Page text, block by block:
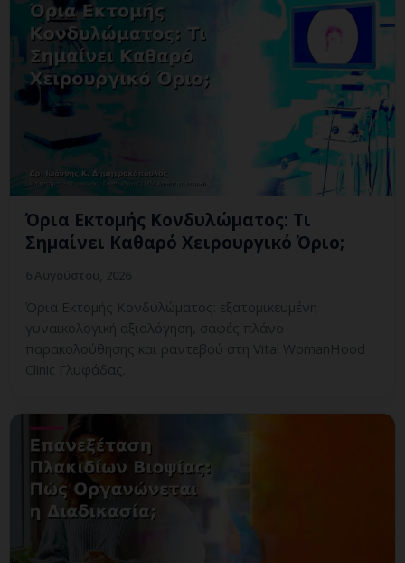
Όρια Εκτομής Κονδυλώματος: Τι
Σημαίνει Καθαρό Χειρουργικό Όριο;
Όρια Εκτομής Κονδυλώματος: εξατομικευμένη
γυναικολογική αξιολόγηση, σαφές πλάνο
παρακολούθησης και ραντεβού στη Vital WomanHood
Clinic Γλυφάδας.